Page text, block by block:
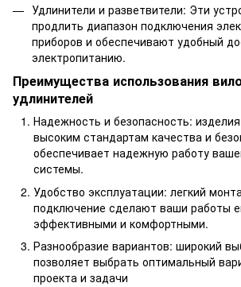
Удлинители и разветвители: Эти
продлить диапазон подключения
приборов и обеспечивают удобный
электропитанию.
Преимущества использования
удлинителей
Надежность и безопасность:
высоким стандартам качества и
обеспечивает надежную работу
системы.
Удобство эксплуатации: легкий
подключение сделают ваши работы
эффективными и комфортными.
Разнообразие вариантов: широкий
позволяет выбрать оптимальный
проекта и задачи